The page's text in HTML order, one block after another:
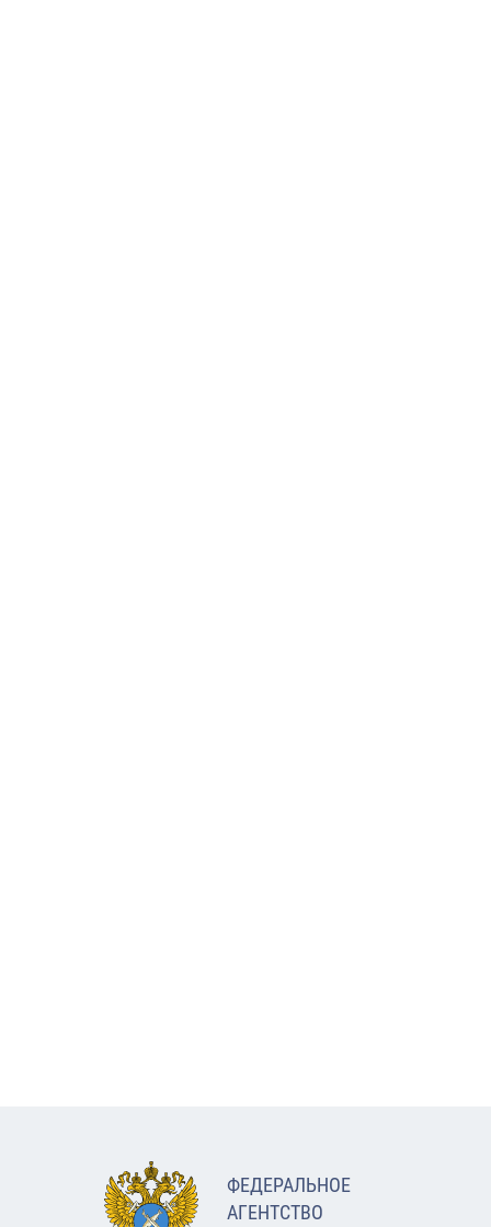
ФЕДЕРАЛЬНОЕ
АГЕНТСТВО